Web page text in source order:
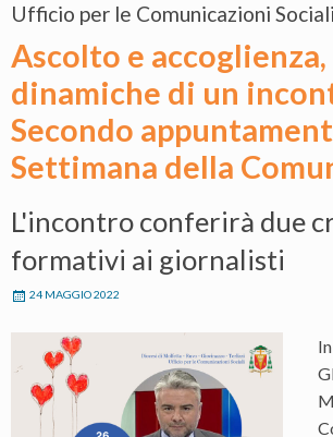
Ufficio per le Comunicazioni Sociali
Ascolto e accoglienza,
dinamiche di un
Secondo
Settimana della
L'incontro conferirà due
formativi ai giornalisti
24 MAGGIO 2022